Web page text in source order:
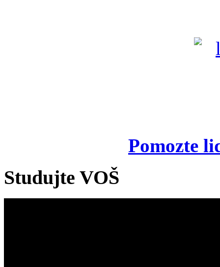
Pomozte
Studujte VOŠ